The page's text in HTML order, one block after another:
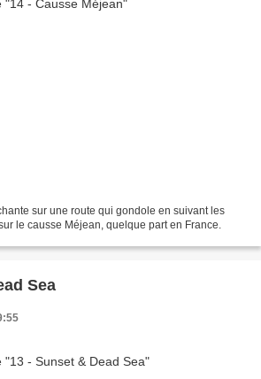
sur une route qui gondole en suivant les
le causse Méjean, quelque part en France.
Sea